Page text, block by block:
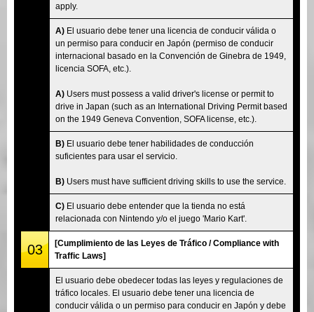
apply.
A) El usuario debe tener una licencia de conducir válida o
un permiso para conducir en Japón (permiso de conducir
internacional basado en la Convención de Ginebra de 1949,
licencia SOFA, etc.).
A) Users must possess a valid driver's license or permit to
drive in Japan (such as an International Driving Permit based
on the 1949 Geneva Convention, SOFA license, etc.).
B) El usuario debe tener habilidades de conducción
suficientes para usar el servicio.
B) Users must have sufficient driving skills to use the service.
C) El usuario debe entender que la tienda no está
relacionada con Nintendo y/o el juego 'Mario Kart'.
03
[Cumplimiento de las Leyes de Tráfico / Compliance with
Traffic Laws]
El usuario debe obedecer todas las leyes y regulaciones de
tráfico locales. El usuario debe tener una licencia de
conducir válida o un permiso para conducir en Japón y debe